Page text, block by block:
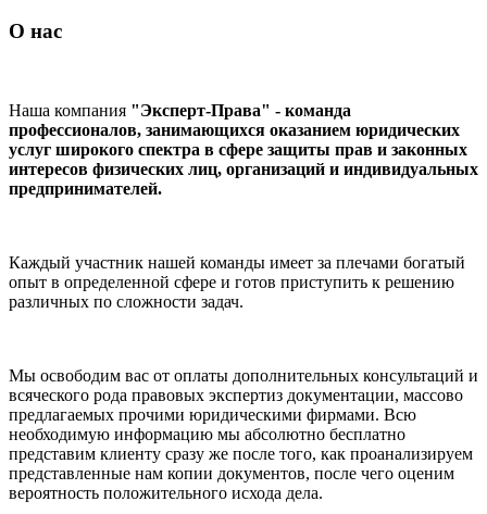
О нас
Наша компания "Эксперт-Права" - команда
профессионалов, занимающихся оказанием юридических
услуг широкого спектра в сфере защиты прав и законных
интересов физических лиц, организаций и индивидуальных
предпринимателей.
Каждый участник нашей команды имеет за плечами богатый
опыт в определенной сфере и готов приступить к решению
различных по сложности задач.
Мы освободим вас от оплаты дополнительных консультаций и
всяческого рода правовых экспертиз документации, массово
предлагаемых прочими юридическими фирмами. Всю
необходимую информацию мы абсолютно бесплатно
представим клиенту сразу же после того, как проанализируем
представленные нам копии документов, после чего оценим
вероятность положительного исхода дела.